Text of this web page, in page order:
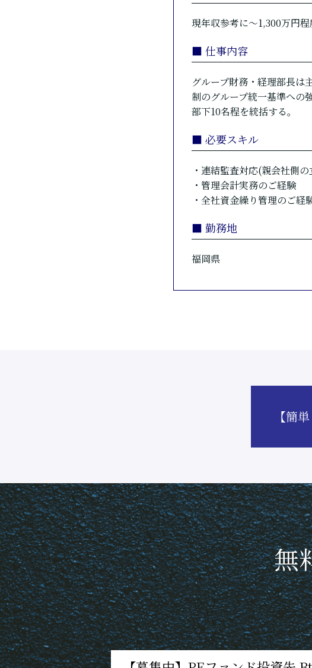
現年収参考に～1,300万円
■ 仕事内容
グループ財務・経理部長は
制のグループ統一基準への
部下10名程を統括する。
■ 必要スキル
・連結監査対応(親会社側
・管理会計実務のご経験
・全社資金繰り管理のご経
■ 勤務地
福岡県
【簡
無